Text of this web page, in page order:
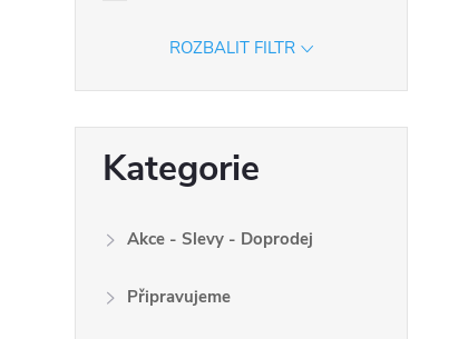
ROZBALIT FILTR
kategorie
Kategorie
Akce - Slevy - Doprodej
Připravujeme